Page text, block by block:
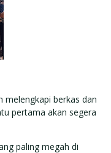
melengkapi berkas dan
pertama akan segera
paling megah di